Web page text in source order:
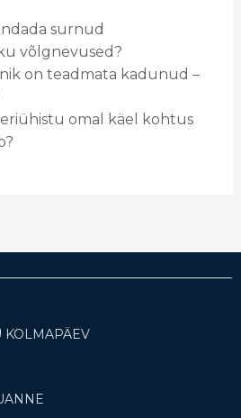
surnud
võlgnevused?
on teadmata kadunud –
omal käel kohtus
KOLMAPÄEV